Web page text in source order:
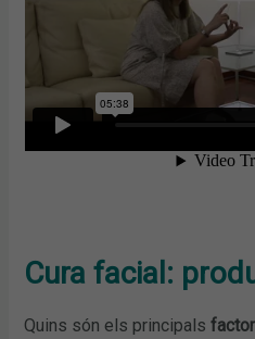
Cura facial:
Quins són els principals